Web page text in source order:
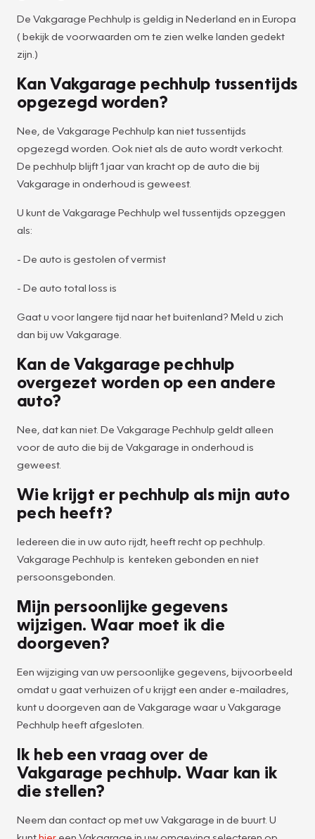
De Vakgarage Pechhulp is geldig in Nederland en in Europa
( bekijk de voorwaarden om te zien welke landen gedekt
zijn.)
Kan Vakgarage pechhulp tussentijds
opgezegd worden?
Nee, de Vakgarage Pechhulp kan niet tussentijds
opgezegd worden. Ook niet als de auto wordt verkocht.
De pechhulp blijft 1 jaar van kracht op de auto die bij
Vakgarage in onderhoud is geweest.
U kunt de Vakgarage Pechhulp wel tussentijds opzeggen
als:
- De auto is gestolen of vermist
- De auto total loss is
Gaat u voor langere tijd naar het buitenland? Meld u zich
dan bij uw Vakgarage.
Kan de Vakgarage pechhulp
overgezet worden op een andere
auto?
Nee, dat kan niet. De Vakgarage Pechhulp geldt alleen
voor de auto die bij de Vakgarage in onderhoud is
geweest.
Wie krijgt er pechhulp als mijn auto
pech heeft?
Iedereen die in uw auto rijdt, heeft recht op pechhulp.
Vakgarage Pechhulp is kenteken gebonden en niet
persoonsgebonden.
Mijn persoonlijke gegevens
wijzigen. Waar moet ik die
doorgeven?
Een wijziging van uw persoonlijke gegevens, bijvoorbeeld
omdat u gaat verhuizen of u krijgt een ander e-mailadres,
kunt u doorgeven aan de Vakgarage waar u Vakgarage
Pechhulp heeft afgesloten.
Ik heb een vraag over de
Vakgarage pechhulp. Waar kan ik
die stellen?
Neem dan contact op met uw Vakgarage in de buurt. U